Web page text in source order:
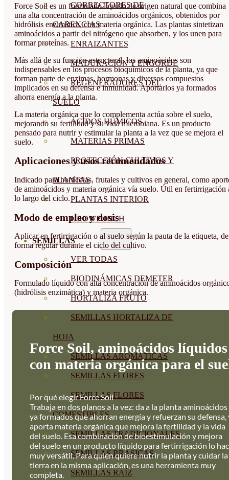
CORRECTORES DE
CARENCIAS
ENRAIZANTES
MADURACIÓN Y ENGORDE
REGENERADORES DEL
SUELO
ÁCIDOS HÚMICOS
MATERIAS PRIMAS
PROTECCIÓN CULTIVOS Y
PLANTAS
PLANTAS INTERIOR
GROWPUNCH
SEMILLAS
VER TODAS
BIODINÁMICAS DEMETER
HORTALIZA FRUTO
SEMILLAS HORTALIZA DE
HOJA
SEMILLAS AROMÁTICAS
SEMILLAS FLORES
SEMILLAS FLORES
COMESTIBLES
SEMILLAS TRADICIONALES
SEMILLAS BRASICAS
SEMILLAS RAÍZ
Force Soil es un formulado líquido de origen natural que combina
una alta concentración de aminoácidos orgánicos, obtenidos por
hidrólisis enzimática, con materia orgánica. Las plantas sintetizan
aminoácidos a partir del nitrógeno que absorben, y los unen para
formar proteínas.
Más allá de su función estructural, los aminoácidos son
indispensables en los procesos bioquímicos de la planta, ya que
forman parte de enzimas, hormonas y diversos compuestos
implicados en su defensa e inmunidad. Aportarlos ya formados
ahorra energía a la planta.
La materia orgánica que lo complementa actúa sobre el suelo,
mejorando su fertilidad y su vida microbiana. Es un producto
pensado para nutrir y estimular la planta a la vez que se mejora el
suelo.
Aplicaciones y usos recomendados
Indicado para hortícolas, frutales y cultivos en general, como
de aminoácidos y materia orgánica vía suelo. Útil en fertirrigación
lo largo del ciclo.
Modo de empleo y dosis
Aplicar en fertirrigación o al suelo según la pauta de la etiqueta, de
forma regular durante el ciclo del cultivo.
Composición
Formulado líquido con alta concentración de aminoácidos
(hidrólisis enzimática) y materia orgánica.
Force Soil, aminoácidos líquidos
con materia orgánica para el
Por qué elegir Force Soil
Trabaja en dos planos a la vez: da a la planta aminoácidos
ya formados que ahorran energía y refuerzan su defensa,
aporta materia orgánica que mejora la fertilidad y la vida
del suelo. Esa combinación de bioestimulación y mejora
del suelo en un producto líquido para fertirrigación lo
muy versátil. Para quien quiere nutrir la planta y cuidar la
tierra en la misma aplicación, es una herramienta muy
completa.